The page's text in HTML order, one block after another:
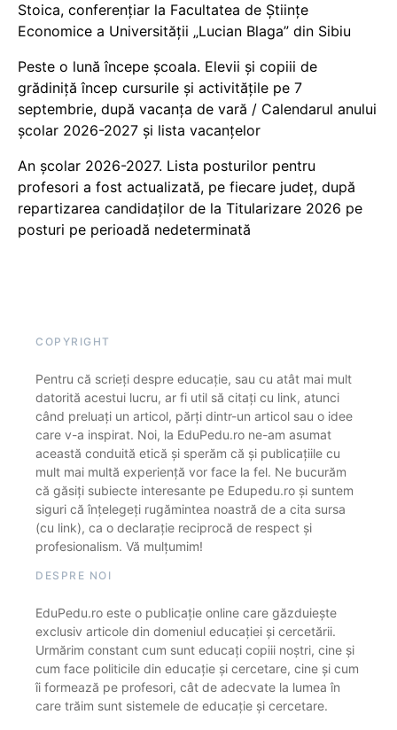
Stoica, conferențiar la Facultatea de Științe
Economice a Universității „Lucian Blaga” din Sibiu
Peste o lună începe școala. Elevii și copiii de
grădiniță încep cursurile și activitățile pe 7
septembrie, după vacanța de vară / Calendarul anului
școlar 2026-2027 și lista vacanțelor
An școlar 2026-2027. Lista posturilor pentru
profesori a fost actualizată, pe fiecare județ, după
repartizarea candidaților de la Titularizare 2026 pe
posturi pe perioadă nedeterminată
COPYRIGHT
Pentru că scrieți despre educație, sau cu atât mai mult
datorită acestui lucru, ar fi util să citați cu link, atunci
când preluați un articol, părți dintr-un articol sau o idee
care v-a inspirat. Noi, la EduPedu.ro ne-am asumat
această conduită etică și sperăm că și publicațiile cu
mult mai multă experiență vor face la fel. Ne bucurăm
că găsiți subiecte interesante pe Edupedu.ro și suntem
siguri că înțelegeți rugămintea noastră de a cita sursa
(cu link), ca o declarație reciprocă de respect și
profesionalism. Vă mulțumim!
DESPRE NOI
EduPedu.ro este o publicație online care găzduiește
exclusiv articole din domeniul educației și cercetării.
Urmărim constant cum sunt educați copiii noștri, cine și
cum face politicile din educație și cercetare, cine și cum
îi formează pe profesori, cât de adecvate la lumea în
care trăim sunt sistemele de educație și cercetare.